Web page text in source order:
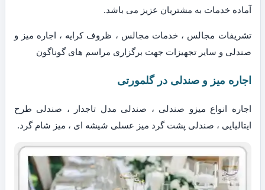
آماده خدمات به مشتریان عزیز می باشد.
تشریفات مجالس ، خدمات مجالس ، ظروف کرایه ، اجاره میز و
صندلی و سایر تجهیزات جهت برگزاری مراسم های گوناگون
اجاره میز و صندلی در گلمورتی
اجاره انواع میزو صندلی ، صندلی مدل تاجدار ، صندلی طرح
ایتالیایی ، صندلی پشت گرد میز عسلی شیشه ای ، میز شام گرد.